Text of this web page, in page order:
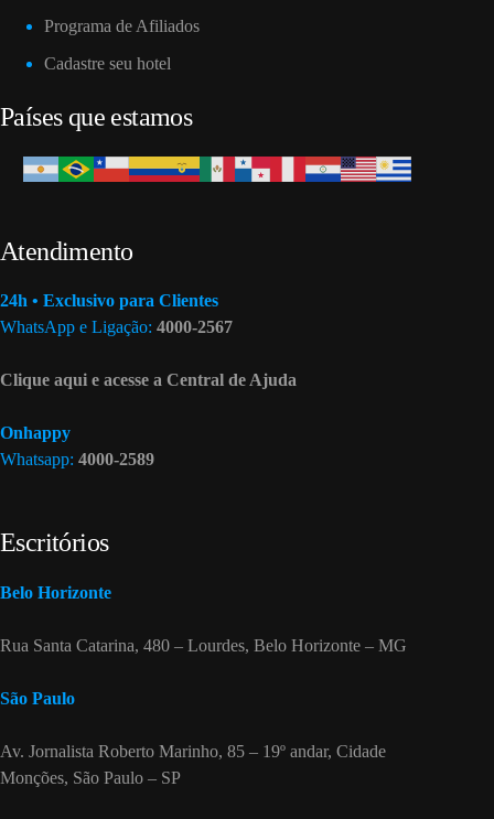
Programa de Afiliados
Cadastre seu hotel
Países que estamos
Atendimento
24h • Exclusivo para Clientes
WhatsApp e Ligação: 4000-2567
Clique aqui e acesse a Central de Ajuda
Onhappy
Whatsapp: 4000-2589
Escritórios
Belo Horizonte
Rua Santa Catarina, 480 – Lourdes, Belo Horizonte – MG
São Paulo
Av. Jornalista Roberto Marinho, 85 – 19º andar, Cidade
Monções, São Paulo – SP